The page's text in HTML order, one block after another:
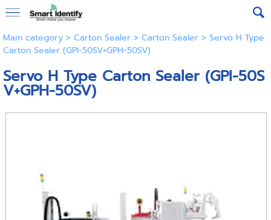
Main category> Carton Sealer> Carton Sealer> Servo H Type
Carton Sealer (GPI-50SV+GPH-50SV)
Servo H Type Carton Sealer (GPI-50S
V+GPH-50SV)